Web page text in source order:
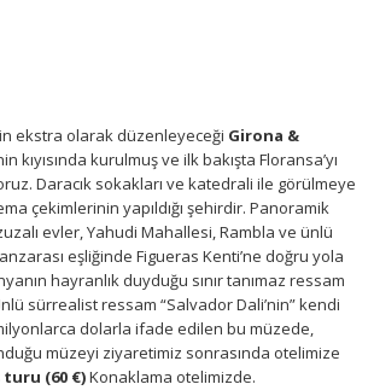
ekstra olarak düzenleyeceği Girona &
kıyısında kurulmuş ve ilk bakışta Floransa’yı
Daracık sokakları ve katedrali ile görülmeye
çekimlerinin yapıldığı şehirdir. Panoramik
evler, Yahudi Mahallesi, Rambla ve ünlü
eşliğinde Figueras Kenti’ne doğru yola
hayranlık duyduğu sınır tanımaz ressam
sürrealist ressam “Salvador Dali’nin” kendi
dolarla ifade edilen bu müzede,
müzeyi ziyaretimiz sonrasında otelimize
(60 €)Konaklama otelimizde.